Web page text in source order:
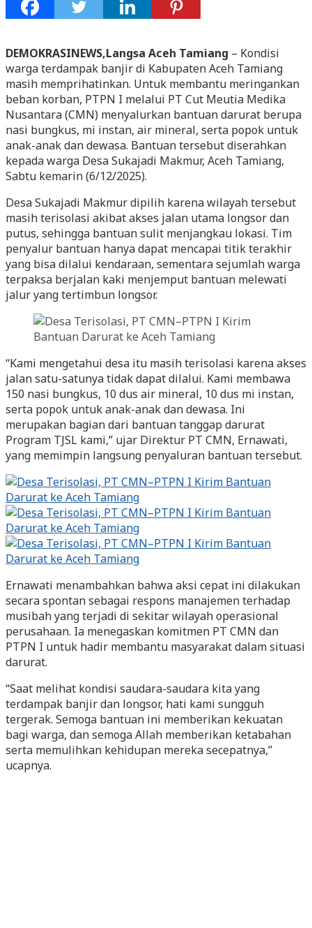
DEMOKRASINEWS,Langsa Aceh Tamiang – Kondisi
warga terdampak banjir di Kabupaten Aceh Tamiang
masih memprihatinkan. Untuk membantu meringankan
beban korban, PTPN I melalui PT Cut Meutia Medika
Nusantara (CMN) menyalurkan bantuan darurat berupa
nasi bungkus, mi instan, air mineral, serta popok untuk
anak-anak dan dewasa. Bantuan tersebut diserahkan
kepada warga Desa Sukajadi Makmur, Aceh Tamiang,
Sabtu kemarin (6/12/2025).
Desa Sukajadi Makmur dipilih karena wilayah tersebut
masih terisolasi akibat akses jalan utama longsor dan
putus, sehingga bantuan sulit menjangkau lokasi. Tim
penyalur bantuan hanya dapat mencapai titik terakhir
yang bisa dilalui kendaraan, sementara sejumlah warga
terpaksa berjalan kaki menjemput bantuan melewati
jalur yang tertimbun longsor.
“Kami mengetahui desa itu masih terisolasi karena akses
jalan satu-satunya tidak dapat dilalui. Kami membawa
150 nasi bungkus, 10 dus air mineral, 10 dus mi instan,
serta popok untuk anak-anak dan dewasa. Ini
merupakan bagian dari bantuan tanggap darurat
Program TJSL kami,” ujar Direktur PT CMN, Ernawati,
yang memimpin langsung penyaluran bantuan tersebut.
Ernawati menambahkan bahwa aksi cepat ini dilakukan
secara spontan sebagai respons manajemen terhadap
musibah yang terjadi di sekitar wilayah operasional
perusahaan. Ia menegaskan komitmen PT CMN dan
PTPN I untuk hadir membantu masyarakat dalam situasi
darurat.
“Saat melihat kondisi saudara-saudara kita yang
terdampak banjir dan longsor, hati kami sungguh
tergerak. Semoga bantuan ini memberikan kekuatan
bagi warga, dan semoga Allah memberikan ketabahan
serta memulihkan kehidupan mereka secepatnya,”
ucapnya.